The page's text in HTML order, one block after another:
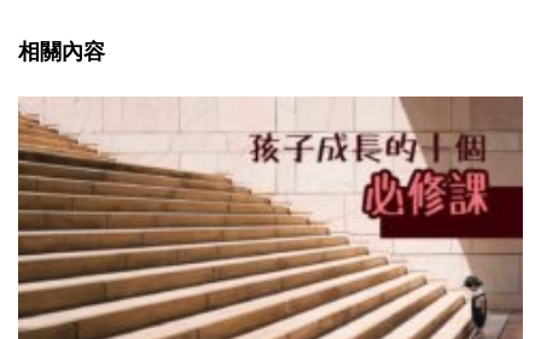
相關內容